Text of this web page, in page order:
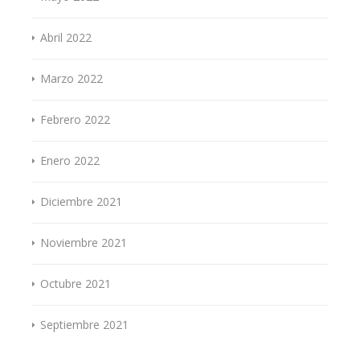
Abril 2022
Marzo 2022
Febrero 2022
Enero 2022
Diciembre 2021
Noviembre 2021
Octubre 2021
Septiembre 2021